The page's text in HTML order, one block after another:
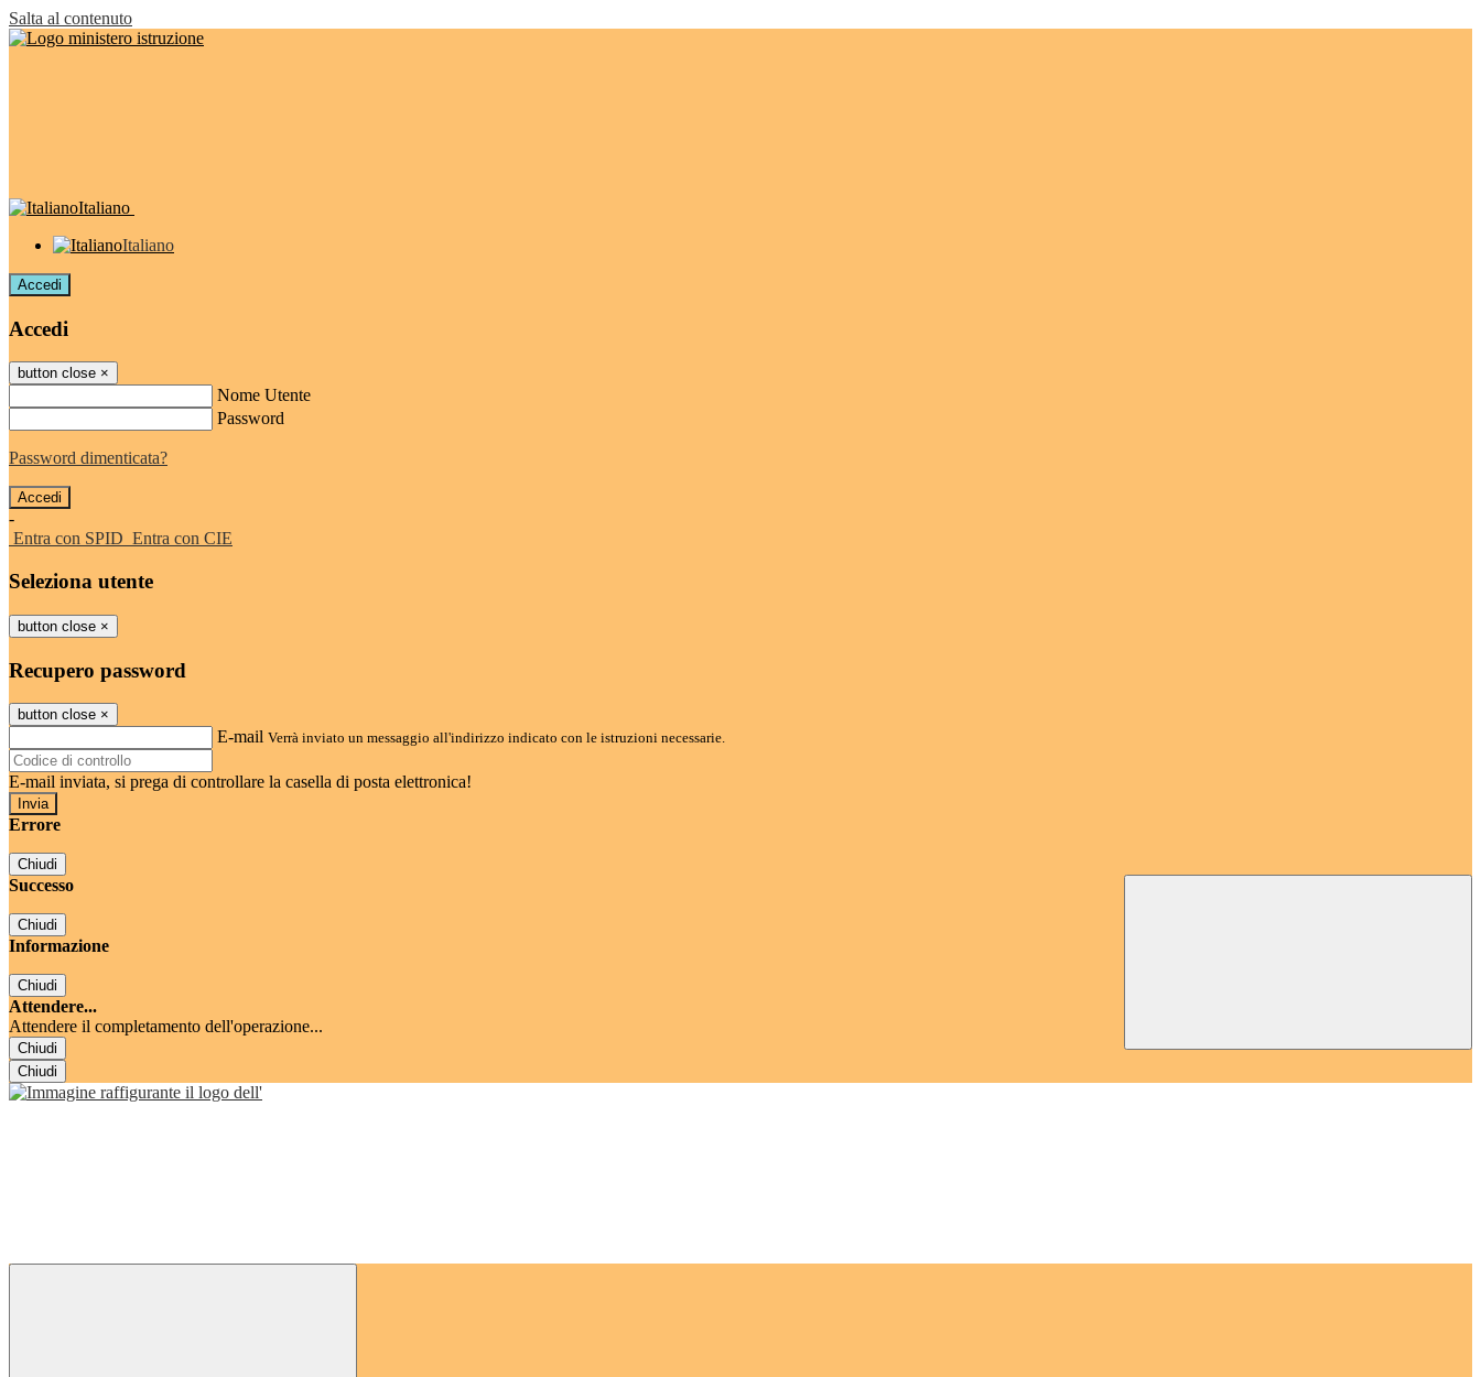
Salta al contenuto
Italiano
Italiano
Accedi
Accedi
button close ×
Nome Utente
Password
Password dimenticata?
-
Entra con SPID Entra con CIE
Seleziona utente
button close ×
Recupero password
button close ×
E-mail Verrà inviato un messaggio all'indirizzo indicato con le istruzioni necessarie.
E-mail inviata, si prega di controllare la casella di posta elettronica!
Errore
Chiudi
Successo
Chiudi
Informazione
Chiudi
Attendere...
Attendere il completamento dell'operazione...
Chiudi
Chiudi